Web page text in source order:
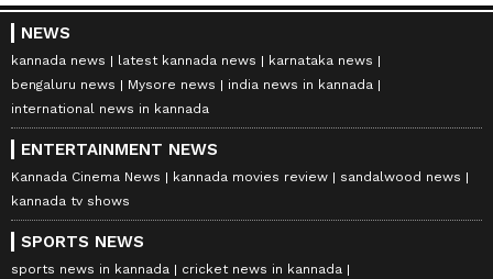
NEWS
kannada news latest kannada news
karnataka news
bengaluru news
Mysore news
india news in kannada
international news in kannada
ENTERTAINMENT NEWS
Kannada Cinema News kannada movies review
sandalwood news
kannada tv shows
SPORTS NEWS
sports news in kannada
cricket news in kannada